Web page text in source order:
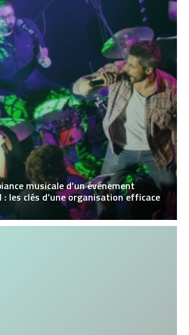
musicale d’un événement
les clés d’une organisation efficace